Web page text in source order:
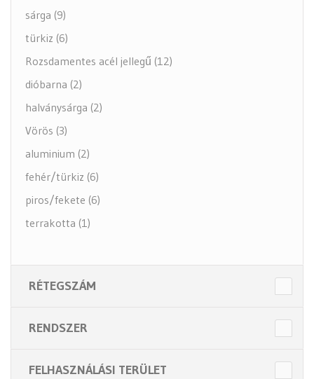
sárga (9)
türkiz (6)
Rozsdamentes acél jellegű (12)
dióbarna (2)
halványsárga (2)
Vörös (3)
aluminium (2)
fehér/türkiz (6)
piros/fekete (6)
terrakotta (1)
RÉTEGSZÁM
RENDSZER
FELHASZNÁLÁSI TERÜLET